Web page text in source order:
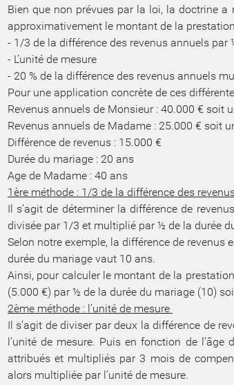
Bien que non prévues par la loi, la doctrine
approximativement le montant de la
- 1/3 de la différence des revenus annuels par
- L’unité de mesure
- 20 % de la différence des revenus annuels
Pour une application concrète de ces
Revenus annuels de Monsieur : 40.000 € soit
Revenus annuels de Madame : 25.000 € soit
Différence de revenus : 15.000 €
Durée du mariage : 20 ans
Age de Madame : 40 ans
1ère méthode : 1/3 de la différence des
Il s’agit de déterminer la différence de
divisée par 1/3 et multiplié par ½ de la durée
Selon notre exemple, la différence de
durée du mariage vaut 10 ans.
Ainsi, pour calculer le montant de la
(5.000 €) par ½ de la durée du mariage (10)
2ème méthode : l’unité de mesure
Il s’agit de diviser par deux la différence de
l’unité de mesure. Puis en fonction de
attribués et multipliés par 3 mois de
alors multipliée par l’unité de mesure.